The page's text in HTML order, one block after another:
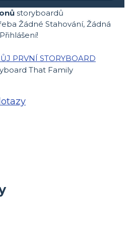
storyboardů
Žádné Stahování, Žádná
PRVNÍ STORYBOARD